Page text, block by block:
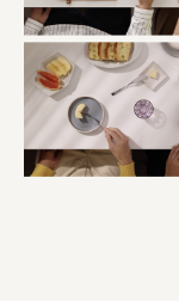
株式会社ポー
株式会社ロッ
ourselves
一般財団法人